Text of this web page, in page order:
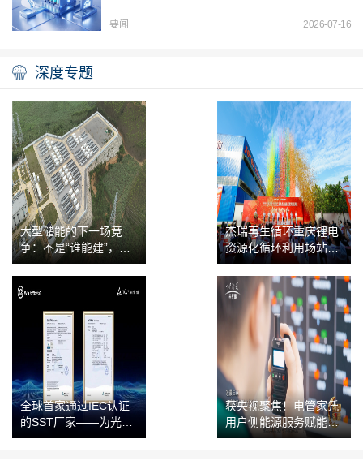
要闻 2026-07-16
深度专题
大型储能的下一场竞
争：不是“谁能建”，而
是“谁能长期运营好”
杰瑞再生循环重庆锂电
资源化循环利用场站正
式落地！
全球首家通过IEC认证
的SST厂家——为光能
源
获央视聚焦！电管家凭
用户侧能源服务赋能产
业合作共赢